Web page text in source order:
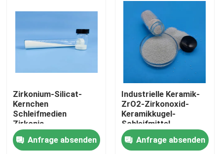
Produkte
Über uns
Zirkonium-Silicat-
Kernchen
Schleifmedien
Zirkonia-
Keramikkugeln
Anfrage absenden
Industrielle Keramik-
ZrO2-Zirkonoxid-
Keramikkugel-
Schleifmittel,
Zirkonium-
Silikatperlen
Anfrage absenden